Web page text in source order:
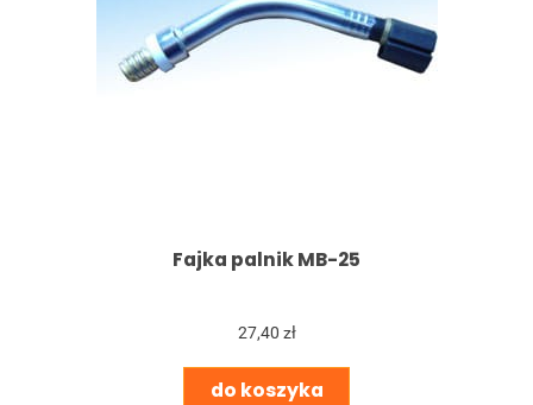
Fajka palnik MB-25
27,40 zł
do koszyka